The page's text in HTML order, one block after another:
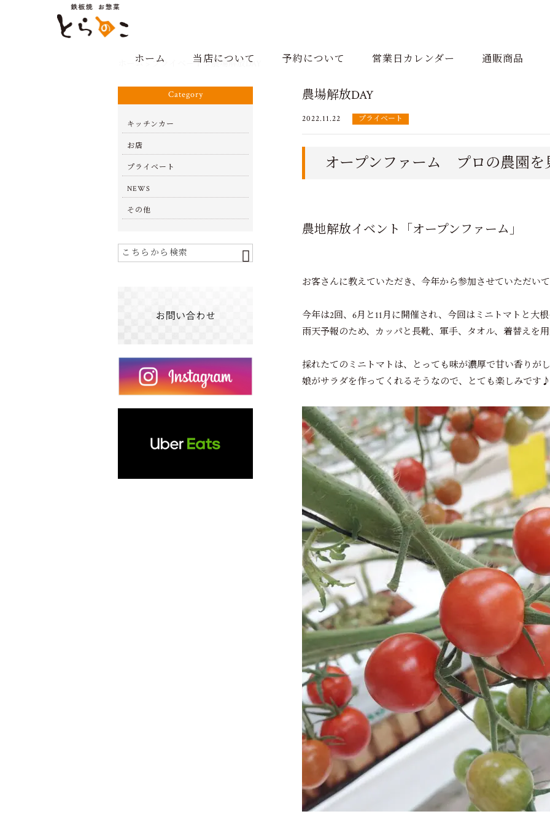
ホーム 当店について 予約について 営業日カレンダー 通販商品
ホーム プライベート >農場解放DAY
農場解放DAY
2022.11.22 プライベート
オープンファーム プロの農園を
農地解放イベント「オープンファーム」
お客さんに教えていただき、今年から参加させていただいて
今年は2回、6月と11月に開催され、今回はミニトマトと大
雨天予報のため、カッパと長靴、軍手、タオル、着替えを
採れたてのミニトマトは、とっても味が濃厚で甘い香りがし
娘がサラダを作ってくれるそうなので、とても楽しみです♪
Category
キッチンカー
お店
プライベート
NEWS
その他